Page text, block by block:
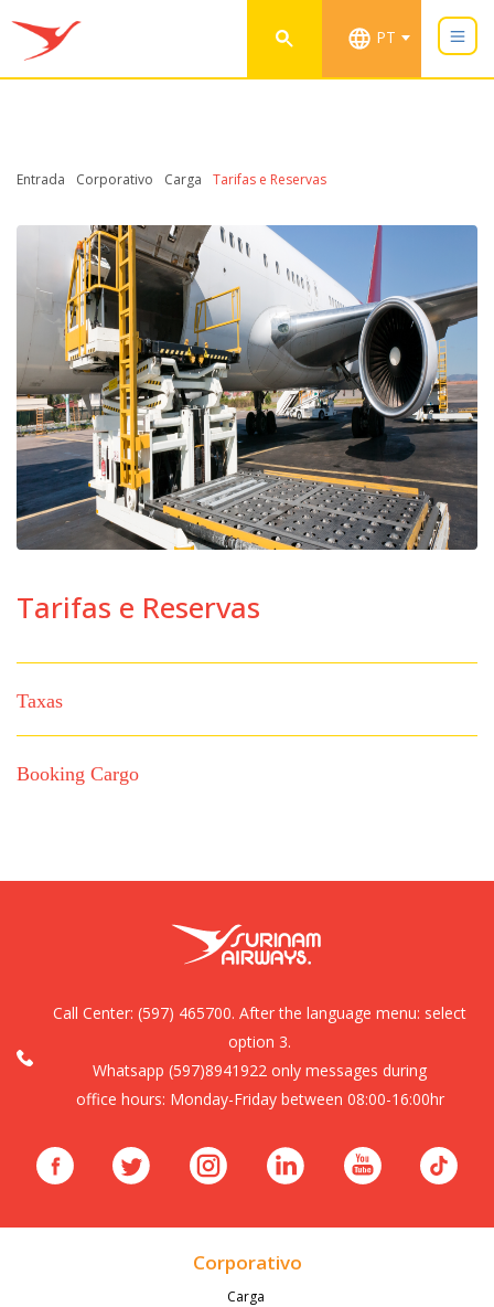
PT
Entrada Corporativo Carga Tarifas e Reservas
Tarifas e Reservas
Taxas
Booking Cargo
Call Center: (597) 465700. After the language menu: select
option 3.
Whatsapp (597)8941922 only messages during
office hours: Monday-Friday between 08:00-16:00hr
Corporativo
Carga